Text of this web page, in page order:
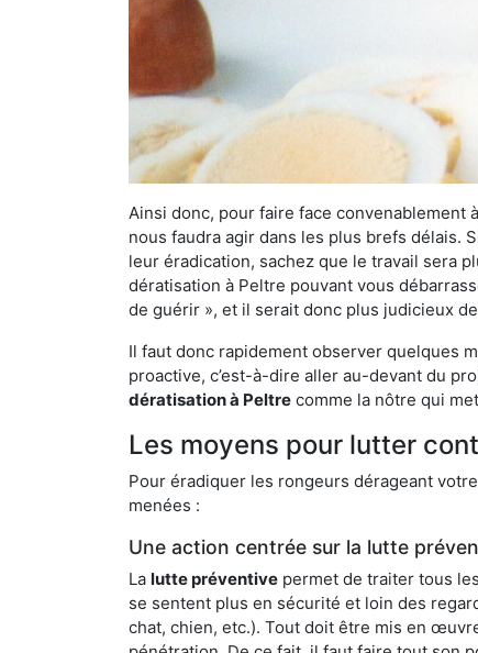
Ainsi donc, pour faire face convenablement
nous faudra agir dans les plus brefs délais.
leur éradication, sachez que le travail sera
dératisation à Peltre pouvant vous
de guérir », et il serait donc plus judicieux
Il faut donc rapidement observer quelques
proactive, c’est-à-dire aller au-devant du
dératisation à Peltre comme la nôtre qui
Les moyens pour lutter
Pour éradiquer les rongeurs dérageant
menées :
Une action centrée sur la lutte
La lutte préventive permet de traiter tous
se sentent plus en sécurité et loin des
chat, chien, etc.). Tout doit être mis en